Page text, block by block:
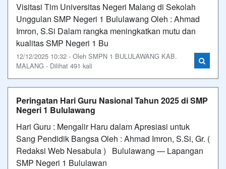
Visitasi Tim Universitas Negeri Malang di Sekolah
Unggulan SMP Negeri 1 Bululawang Oleh : Ahmad
Imron, S.Si Dalam rangka meningkatkan mutu dan
kualitas SMP Negeri 1 Bu
12/12/2025 10:32 - Oleh SMPN 1 BULULAWANG KAB.
MALANG - Dilihat 491 kali
Peringatan Hari Guru Nasional Tahun 2025 di SMP
Negeri 1 Bululawang
Hari Guru : Mengalir Haru dalam Apresiasi untuk
Sang Pendidik Bangsa Oleh : Ahmad Imron, S.Si, Gr. (
Redaksi Web Nesabula ) Bululawang — Lapangan
SMP Negeri 1 Bululawan